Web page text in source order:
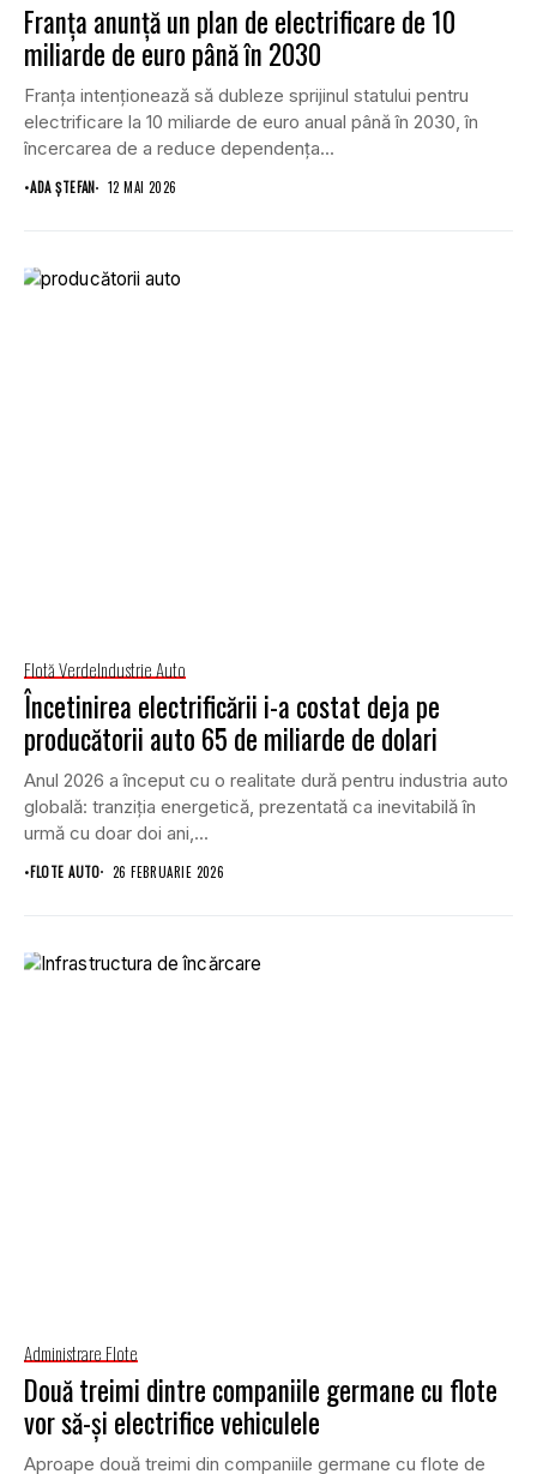
Franța anunță un plan de electrificare de 10
miliarde de euro până în 2030
Franța intenționează să dubleze sprijinul statului pentru
electrificare la 10 miliarde de euro anual până în 2030, în
încercarea de a reduce dependența...
•ADA ȘTEFAN 12 MAI 2026
Flotă VerdeIndustrie Auto
Încetinirea electrificării i-a costat deja pe
producătorii auto 65 de miliarde de dolari
Anul 2026 a început cu o realitate dură pentru industria auto
globală: tranziția energetică, prezentată ca inevitabilă în
urmă cu doar doi ani,...
•FLOTE AUTO 26 FEBRUARIE 2026
Administrare Flote
Două treimi dintre companiile germane cu flote
vor să-și electrifice vehiculele
Aproape două treimi din companiile germane cu flote de